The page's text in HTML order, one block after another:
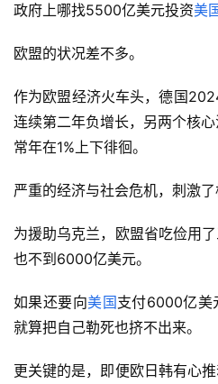
政府上哪找5500亿美元投资美
欧盟的状况差不多。
作为欧盟经济火车头，德国
连续第二年负增长，另两个核
常年在1%上下徘徊。
严重的经济与社会危机，刺激了
为援助乌克兰，欧盟省吃俭用
也不到6000亿美元。
如果还要向美国支付6000亿美
就算把自己勒死也挤不出来。
更关键的是，即便欧日韩有心